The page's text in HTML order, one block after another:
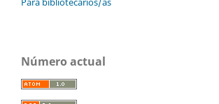
Número actual